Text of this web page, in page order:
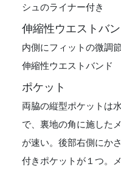
シュのライナー付き
伸縮性ウエストバ
内側にフィットの微調
伸縮性ウエストバンド
ポケット
両脇の縦型ポケットは
で、裏地の角に施した
が速い。後部右側にか
付きポケットが１つ。